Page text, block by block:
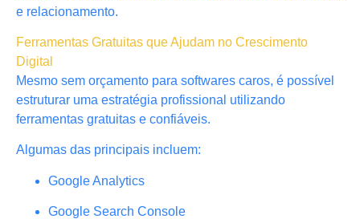
e relacionamento.
Ferramentas Gratuitas que Ajudam no Crescimento
Digital
Mesmo sem orçamento para softwares caros, é possível
estruturar uma estratégia profissional utilizando
ferramentas gratuitas e confiáveis.
Algumas das principais incluem:
Google Analytics
Google Search Console